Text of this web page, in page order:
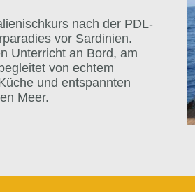
nach der PDL-
vor Sardinien.
Unterricht an Bord, am
von echtem
und entspannten
Meer.